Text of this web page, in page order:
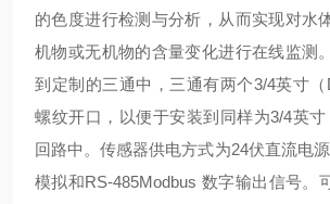
的色度进行检测与分析，从而实现对水
机物或无机物的含量变化进行在线监测
到定制的三通中，三通有两个3/4英寸
螺纹开口，以便于安装到同样为3/4英寸
回路中。传感器供电方式为24伏直流电
模拟和RS-485Modbus 数字输出信号。